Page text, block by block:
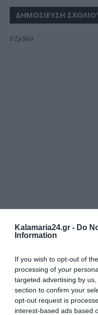
Kalamaria24.gr - Do
Information
If you wish to opt-out of
processing of your
targeted advertising by
section to confirm your
opt-out request is
interest-based ads based
ΔΗΜΟΣΊΕΥΣΗ
0 Σχόλια